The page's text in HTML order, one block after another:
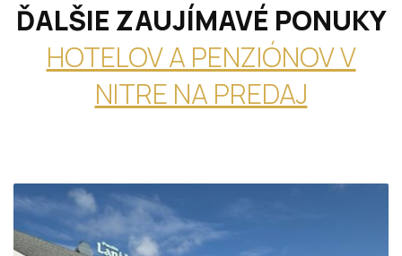
ĎALŠIE ZAUJÍMAVÉ PONUKY
HOTELOV A PENZIÓNOV V
NITRE NA PREDAJ